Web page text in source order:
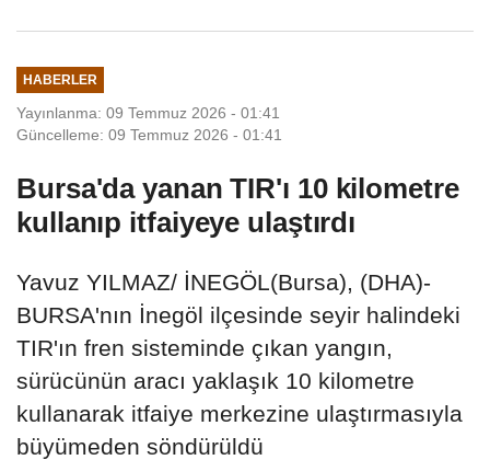
HABERLER
Yayınlanma: 09 Temmuz 2026 - 01:41
Güncelleme: 09 Temmuz 2026 - 01:41
Bursa'da yanan TIR'ı 10 kilometre
kullanıp itfaiyeye ulaştırdı
Yavuz YILMAZ/ İNEGÖL(Bursa), (DHA)-
BURSA'nın İnegöl ilçesinde seyir halindeki
TIR'ın fren sisteminde çıkan yangın,
sürücünün aracı yaklaşık 10 kilometre
kullanarak itfaiye merkezine ulaştırmasıyla
büyümeden söndürüldü